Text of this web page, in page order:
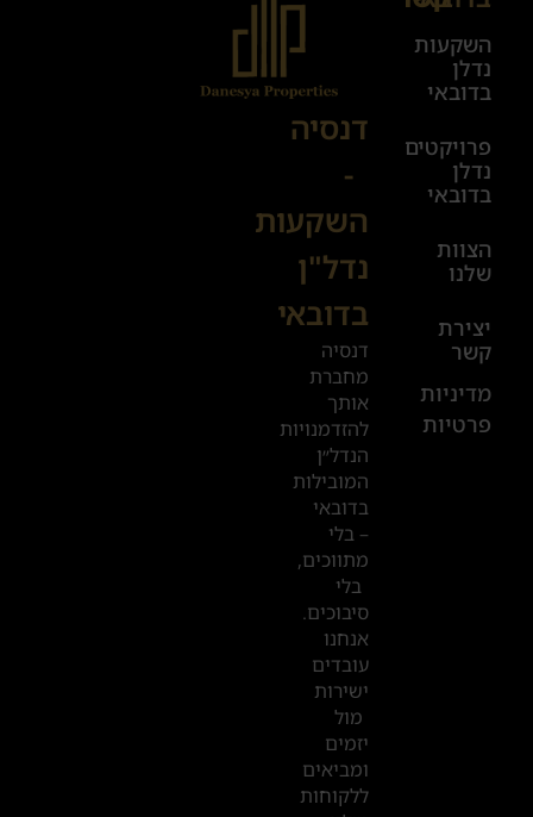
השקעות
נדלן
בדובאי
פרויקטים
נדלן
בדובאי
הצוות
שלנו
יצירת
קשר
מדיניות
פרטיות
א׳-ה׳
08:00-
00:00
יום ו׳
08:00-
17:00
+972
52
601
2019
המשרדים
שלנו
בדובאי
דנסיה
-
השקעות
נדל"ן
בדובאי
דנסיה
מחברת
אותך
להזדמנויות
הנדל״ן
המובילות
בדובאי
– בלי
מתווכים,
בלי
סיבוכים.
אנחנו
עובדים
ישירות
מול
יזמים
ומביאים
ללקוחות